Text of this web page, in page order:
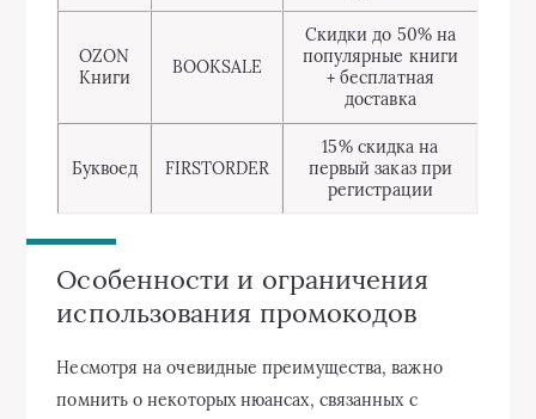
OZON
Книги
BOOKSALE
Скидки до 50% на
популярные книги
+ бесплатная
доставка
Буквоед FIRSTORDER
15% скидка на
первый заказ при
регистрации
Особенности и ограничения
использования промокодов
Несмотря на очевидные преимущества, важно
помнить о некоторых нюансах, связанных с